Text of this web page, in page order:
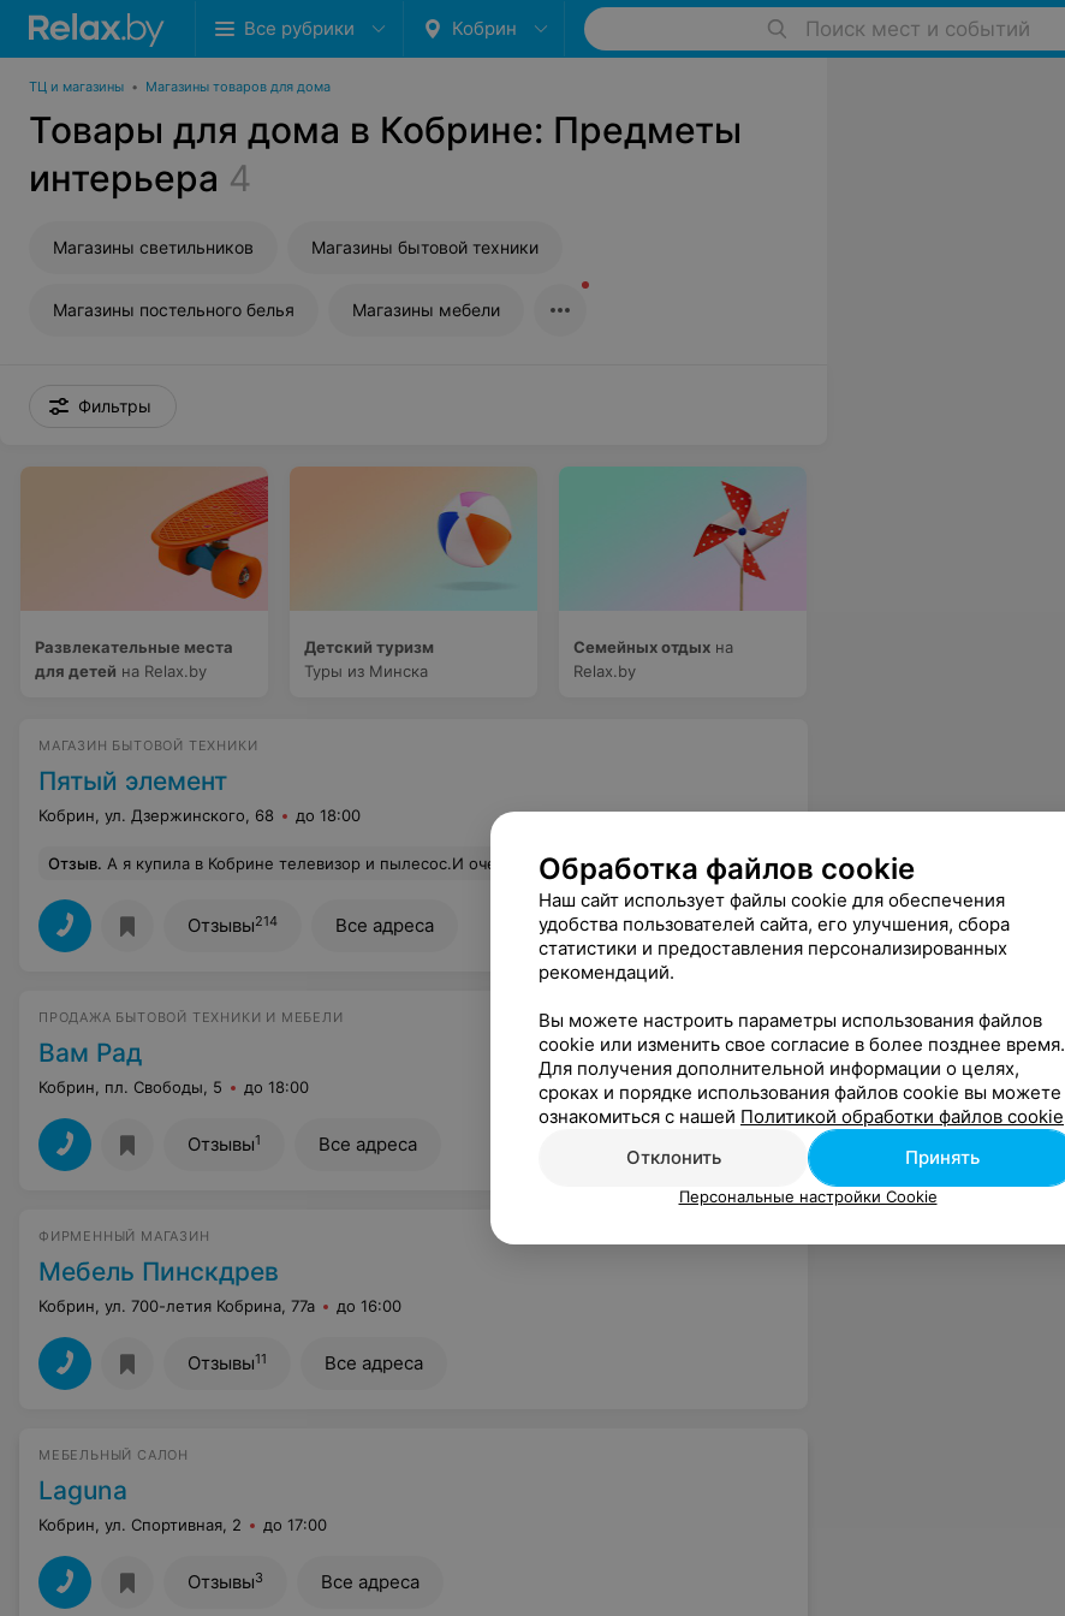
Все рубрики Кобрин Поиск мест и событий
ТЦ и магазины • Магазины товаров для дома
Товары для дома в Кобрине: Предметы
интерьера 4
Магазины светильников Магазины бытовой техники
Магазины постельного белья Магазины мебели
Фильтры
Развлекательные места
для детей на Relax.by
Детский туризм
Туры из Минска
Семейных отдых на
Relax.by
МАГАЗИН БЫТОВОЙ ТЕХНИКИ
Пятый элемент
Кобрин, ул. Дзержинского, 68 до 18:00
Отзыв. А я купила в Кобрине телевизор и пылесос.И очень довольна:и товаром,и обслуживанием. Еще
Отзывы214 Все адреса
ПРОДАЖА БЫТОВОЙ ТЕХНИКИ И МЕБЕЛИ
Вам Рад
Кобрин, пл. Свободы, 5 до 18:00
Отзывы1 Все адреса
ФИРМЕННЫЙ МАГАЗИН
Мебель Пинскдрев
Кобрин, ул. 700-летия Кобрина, 77а до 16:00
Отзывы11 Все адреса
МЕБЕЛЬНЫЙ САЛОН
Laguna
Кобрин, ул. Спортивная, 2 до 17:00
Отзывы3 Все адреса
Обработка файлов cookie
Наш сайт использует файлы cookie для обеспечения
удобства пользователей сайта, его улучшения, сбора
статистики и предоставления персонализированных
рекомендаций.
Вы можете настроить параметры использования файлов
cookie или изменить свое согласие в более позднее время.
Для получения дополнительной информации о целях,
сроках и порядке использования файлов cookie вы можете
ознакомиться с нашей Политикой обработки файлов cookie
Отклонить
Принять
Персональные настройки Cookie